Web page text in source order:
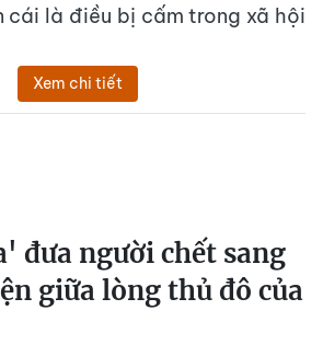
cái là điều bị cấm trong xã hội
Xem chi tiết
đưa người chết sang
giữa lòng thủ đô của